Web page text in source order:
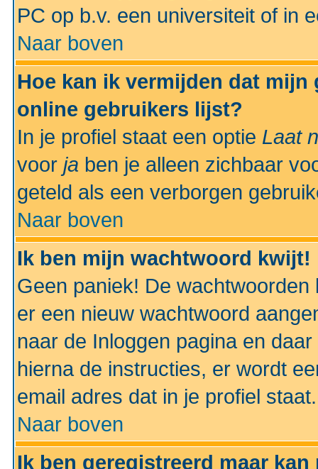
PC op b.v. een universiteit of in
Naar boven
Hoe kan ik vermijden dat
online gebruikers lijst?
In je profiel staat een optie Laat
voor ja ben je alleen zichbaar
geteld als een verborgen
Naar boven
Ik ben mijn wachtwoord kwijt!
Geen paniek! De
er een nieuw wachtwoord
naar de Inloggen pagina en
hierna de instructies, er wordt
email adres dat in je profiel staat.
Naar boven
Ik ben geregistreerd maar